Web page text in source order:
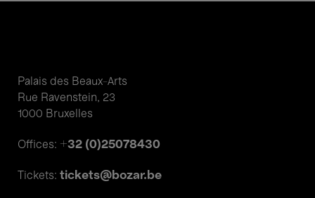
Palais des Beaux-Arts
Rue Ravenstein, 23
1000 Bruxelles
Offices: +32 (0)25078430
Tickets: tickets@bozar.be